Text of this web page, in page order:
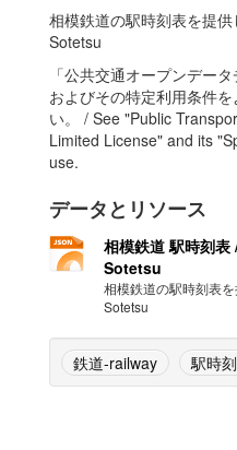
相模鉄道の駅時刻表を提
Sotetsu
「公共交通オープンデー
およびその特定利用条件
い。 / See "Public
Limited License" and its
use.
データとリソース
相模鉄道 駅時刻
Sotetsu
相模鉄道の駅時刻表
Sotetsu
鉄道-railway 駅時